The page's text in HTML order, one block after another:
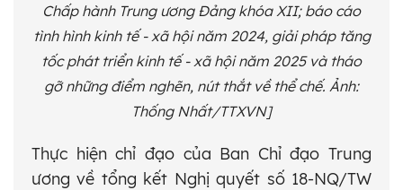
Chấp hành Trung ương Đảng khóa XII; báo cáo
tình hình kinh tế - xã hội năm 2024, giải pháp tăng
tốc phát triển kinh tế - xã hội năm 2025 và tháo
gỡ những điểm nghẽn, nút thắt về thể chế. Ảnh:
Thống Nhất/TTXVN]
Thực hiện chỉ đạo của Ban Chỉ đạo Trung
ương về tổng kết Nghị quyết số 18-NQ/TW